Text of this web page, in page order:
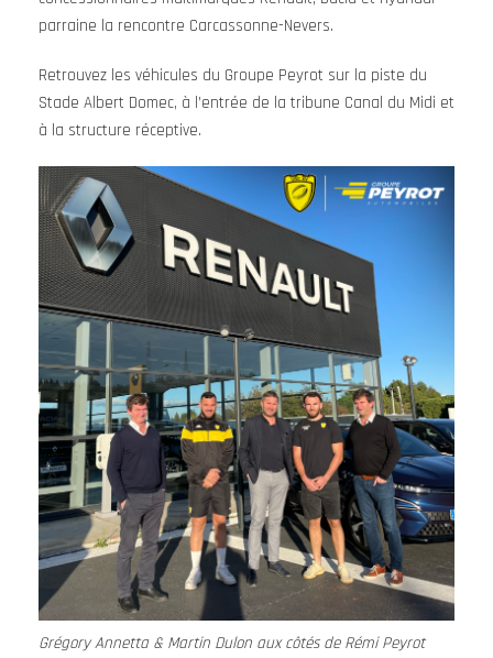
parraine la rencontre Carcassonne-Nevers.
Retrouvez les véhicules du Groupe Peyrot sur la piste du
Stade Albert Domec, à l’entrée de la tribune Canal du Midi et
à la structure réceptive.
Grégory Annetta & Martin Dulon aux côtés de Rémi Peyrot